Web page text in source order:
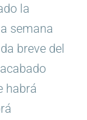
la
semana
breve del
habrá